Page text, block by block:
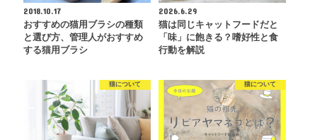
2018.10.17
おすすめの猫用ブラシの種類
と選び方、管理人がおすすめ
する猫用ブラシ
2026.6.29
猫は同じキャットフードだと
「味」に飽きる？嗜好性と食
行動を解説
猫について 猫について